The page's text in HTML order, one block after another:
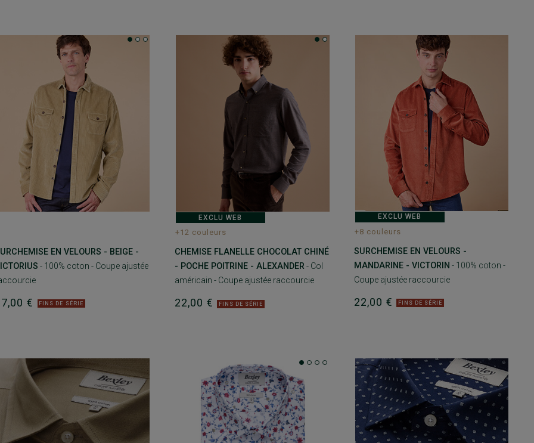
EN VELOURS - BEIGE -
- 100% coton - Coupe ajustée
€ FINS DE SÉRIE
EXCLU WEB
+12 couleurs
CHEMISE FLANELLE CHOCOLAT CHINÉ
- POCHE POITRINE - ALEXANDER - Col
américain - Coupe ajustée raccourcie
22,00 € FINS DE SÉRIE
EXCLU WEB
+8 couleurs
SURCHEMISE EN VELOURS -
MANDARINE - VICTORIN - 100% coton -
Coupe ajustée raccourcie
22,00 € FINS DE SÉRIE